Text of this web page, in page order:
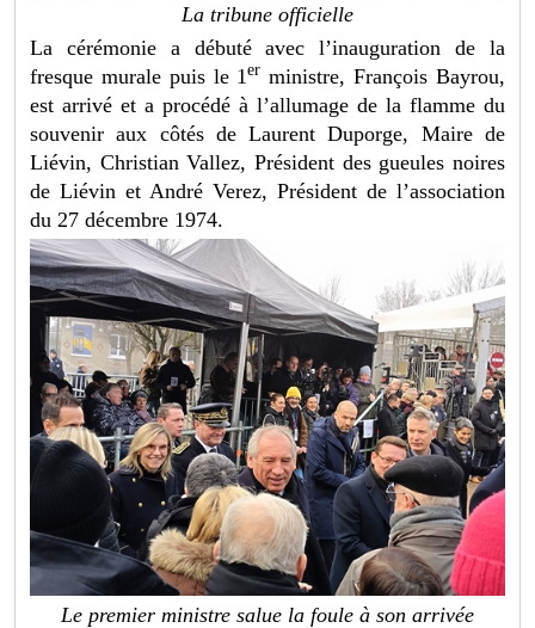
La tribune officielle
La cérémonie a débuté avec l’inauguration de la
fresque murale puis le 1er ministre, François Bayrou,
est arrivé et a procédé à l’allumage de la flamme du
souvenir aux côtés de Laurent Duporge, Maire de
Liévin, Christian Vallez, Président des gueules noires
de Liévin et André Verez, Président de l’association
du 27 décembre 1974.
Le premier ministre salue la foule à son arrivée